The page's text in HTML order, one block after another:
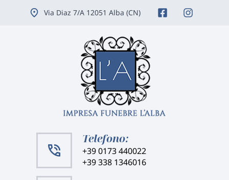
Via Diaz 7/A 12051 Alba (CN)
Telefono:
+39 0173 440022
+39 338 1346016